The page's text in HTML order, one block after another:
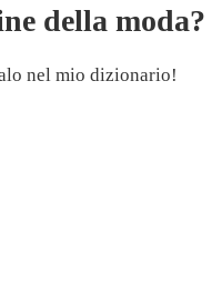
della moda?
nel mio dizionario!